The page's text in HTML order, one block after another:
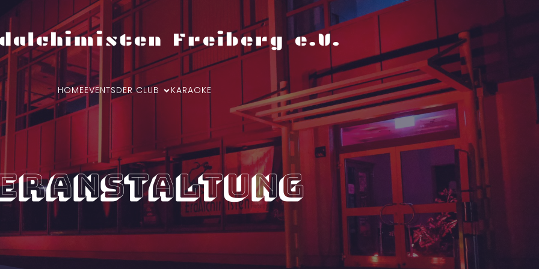
Freiberg e.V.
HOMEEVENTSDER CLUB KARAOKE